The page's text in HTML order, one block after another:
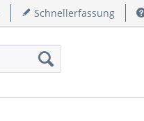
Schnellerfassung